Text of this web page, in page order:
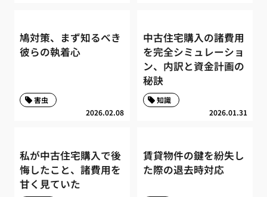
鳩対策、まず知るべき
彼らの執着心
2026.02.08
害虫
中古住宅購入の諸費用
を完全シミュレーショ
ン、内訳と資金計画の
秘訣
2026.01.31
知識
私が中古住宅購入で後
悔したこと、諸費用を
甘く見ていた
賃貸物件の鍵を紛失し
た際の退去時対応